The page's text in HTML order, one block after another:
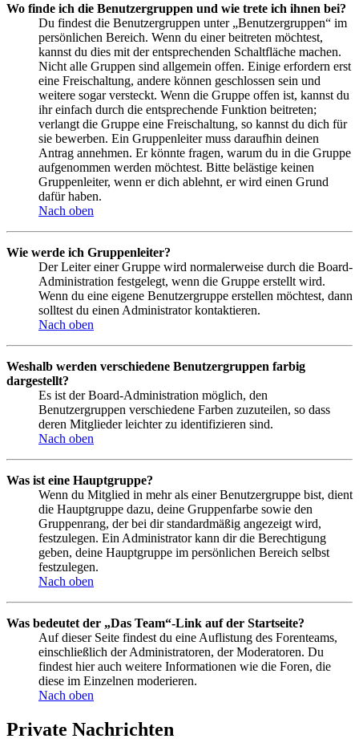
Wo finde ich die Benutzergruppen und wie trete ich ihnen bei?
Du findest die Benutzergruppen unter „Benutzergruppen“ im
persönlichen Bereich. Wenn du einer beitreten möchtest,
kannst du dies mit der entsprechenden Schaltfläche machen.
Nicht alle Gruppen sind allgemein offen. Einige erfordern erst
eine Freischaltung, andere können geschlossen sein und
weitere sogar versteckt. Wenn die Gruppe offen ist, kannst du
ihr einfach durch die entsprechende Funktion beitreten;
verlangt die Gruppe eine Freischaltung, so kannst du dich für
sie bewerben. Ein Gruppenleiter muss daraufhin deinen
Antrag annehmen. Er könnte fragen, warum du in die Gruppe
aufgenommen werden möchtest. Bitte belästige keinen
Gruppenleiter, wenn er dich ablehnt, er wird einen Grund
dafür haben.
Nach oben
Wie werde ich Gruppenleiter?
Der Leiter einer Gruppe wird normalerweise durch die Board-
Administration festgelegt, wenn die Gruppe erstellt wird.
Wenn du eine eigene Benutzergruppe erstellen möchtest, dann
solltest du einen Administrator kontaktieren.
Nach oben
Weshalb werden verschiedene Benutzergruppen farbig
dargestellt?
Es ist der Board-Administration möglich, den
Benutzergruppen verschiedene Farben zuzuteilen, so dass
deren Mitglieder leichter zu identifizieren sind.
Nach oben
Was ist eine Hauptgruppe?
Wenn du Mitglied in mehr als einer Benutzergruppe bist, dient
die Hauptgruppe dazu, deine Gruppenfarbe sowie den
Gruppenrang, der bei dir standardmäßig angezeigt wird,
festzulegen. Ein Administrator kann dir die Berechtigung
geben, deine Hauptgruppe im persönlichen Bereich selbst
festzulegen.
Nach oben
Was bedeutet der „Das Team“-Link auf der Startseite?
Auf dieser Seite findest du eine Auflistung des Forenteams,
einschließlich der Administratoren, der Moderatoren. Du
findest hier auch weitere Informationen wie die Foren, die
diese im Einzelnen moderieren.
Nach oben
Private Nachrichten